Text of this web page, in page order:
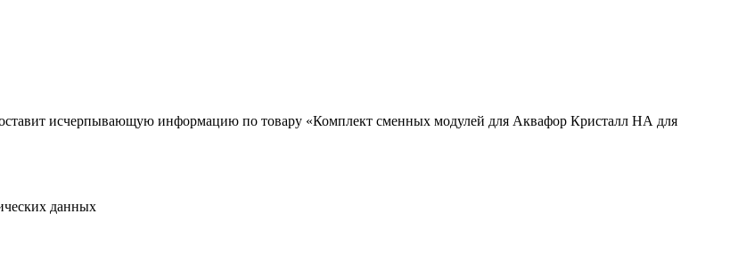
исчерпывающую информацию по товару «Комплект сменных модулей для Аквафор Кристалл HА для
данных